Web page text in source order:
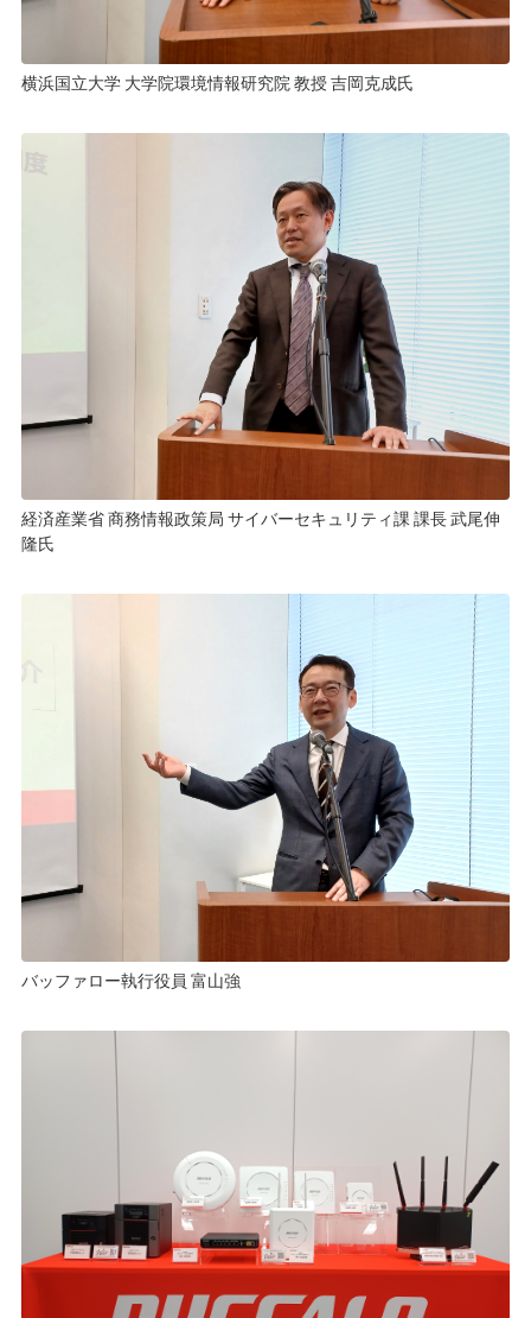
横浜国立大学 大学院環境情報研究院 教授 吉岡克成氏
経済産業省 商務情報政策局 サイバーセキュリティ課 課長 武尾伸
隆氏
バッファロー執行役員 富山強